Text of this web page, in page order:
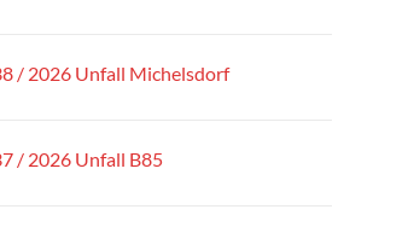
/ 2026 Unfall Michelsdorf
/ 2026 Unfall B85